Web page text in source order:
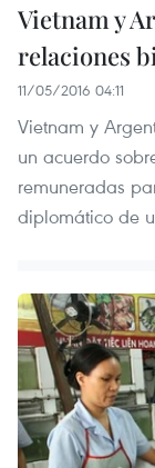
Vietnam y
relaciones
11/05/2016 04:11
Vietnam y
un acuerdo
remuneradas
diplomático de